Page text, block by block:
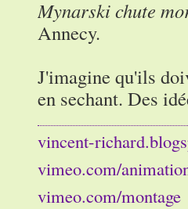
Mynarski chute
Annecy.
J'imagine qu'ils
en sechant. Des
vincent-
vimeo.com/
vimeo.com/montage